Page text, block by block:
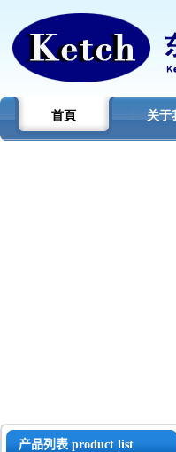
首頁 关于
产品列表 product list